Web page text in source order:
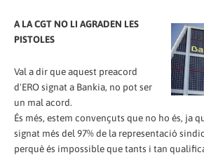
A LA CGT NO LI AGRADEN LES
PISTOLES
Val a dir que aquest preacord
d'ERO signat a Bankia, no pot ser
un mal acord.
És més, estem convençuts que no ho és, ja
signat més del 97% de la representació
perquè és impossible que tants i tan